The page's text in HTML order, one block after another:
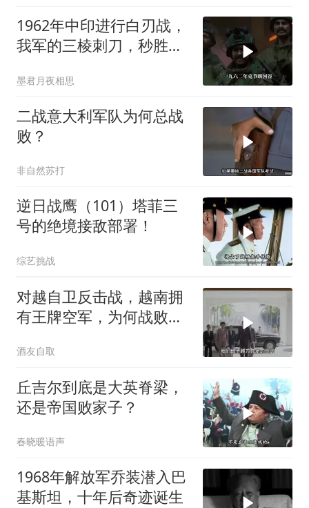
1962年中印进行白刃战，
我军的三棱刺刀，秒胜印
墨君月夜相思
二战意大利军队为何总战
败？
非自然苏打
逆日战鹰（101）塔菲三
号的绝境接敌部署！
综艺挑战
对越自卫反击战，越南拥
有王牌空军，为何战败也
酒友自取
丘吉尔到底是大英脊梁，
还是帝国败家子？
春晓暖语声
1968年解放军乔装潜入巴
基斯坦，十年后奇迹诞生